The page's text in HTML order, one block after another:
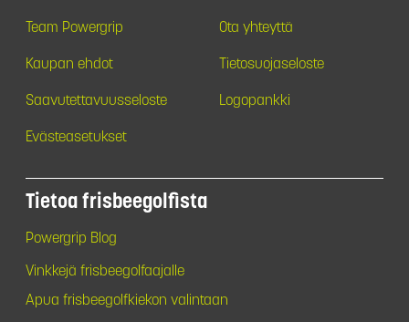
Team Powergrip Ota yhteyttä
Kaupan ehdot Tietosuojaseloste
Saavutettavuusseloste Logopankki
Evästeasetukset
Tietoa frisbeegolfista
Powergrip Blog
Vinkkejä frisbeegolfaajalle
Apua frisbeegolfkiekon valintaan